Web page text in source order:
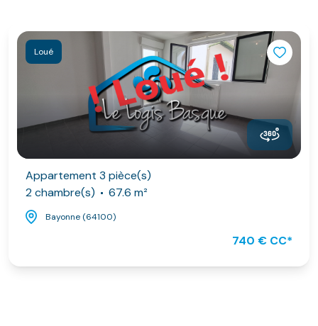
Loué
Appartement 3 pièce(s)
2 chambre(s)
67.6 m²
Bayonne (64100)
740 € CC*